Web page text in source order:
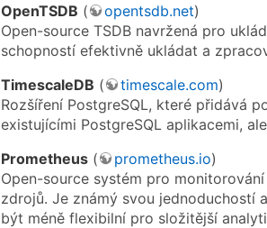
OpenTSDB ( opentsdb.net)
Open-source TSDB navržená pro
schopností efektivně ukládat a
TimescaleDB ( timescale.com)
Rozšíření PostgreSQL, které přidává
existujícími PostgreSQL aplikacemi,
Prometheus ( prometheus.io)
Open-source systém pro
zdrojů. Je známý svou jednoduchostí
být méně flexibilní pro složitější